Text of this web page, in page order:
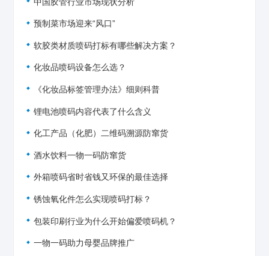
预制菜市场迎来“风口”
软胶类材质喷码打标有哪些解决方案？
化妆品喷码设备怎么选？
《化妆品标签管理办法》细则科普
锂电池喷码内容代表了什么含义
化工产品（化肥）二维码溯源防窜货
酒水饮料一物一码防窜货
外箱喷码省时省钱又环保的最佳选择
锈蚀氧化件怎么实现喷码打标？
包装印刷行业为什么开始偏爱喷码机？
一物一码助力母婴品牌推广